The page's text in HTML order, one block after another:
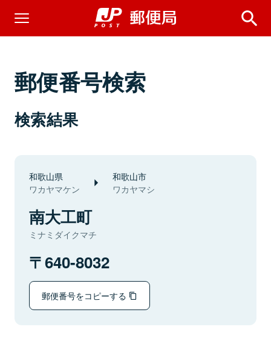
郵便番号検索
検索結果
和歌山県
ワカヤマケン
和歌山市
ワカヤマシ
南大工町
ミナミダイクマチ
640-8032
郵便番号をコピーする